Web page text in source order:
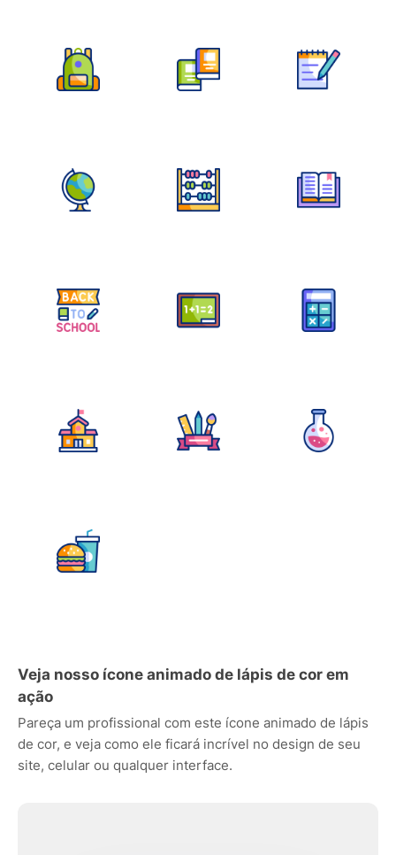
Veja nosso ícone animado de lápis de cor em
ação
Pareça um profissional com este ícone animado de lápis
de cor, e veja como ele ficará incrível no design de seu
site, celular ou qualquer interface.